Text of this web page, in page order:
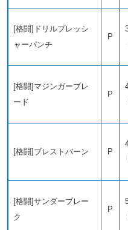
[格闘]ドリルプレッシ
ャーパンチ
P
[格闘]マジンガーブレ
ード
P
[格闘]ブレストバーン P
[格闘]サンダーブレー
ク
P